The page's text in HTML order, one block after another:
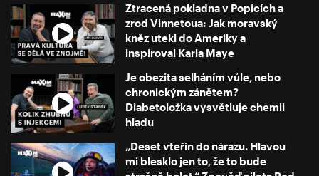
Ztracená pokladna v Popicích a
zrod Vinnetoua: Jak moravský
kněz utekl do Ameriky a
inspiroval Karla Maye
Je obezita selháním vůle, nebo
chronickým zánětem?
Diabetoložka vysvětluje chemii
hladu
„Deset vteřin do nárazu. Hlavou
mi blesklo jen to, že to bude